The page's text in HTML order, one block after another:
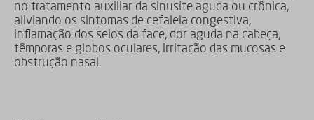
no tratamento auxiliar da sinusite aguda ou crônica,
aliviando os sintomas de cefaleia congestiva,
inflamação dos seios da face, dor aguda na cabeça,
têmporas e globos oculares, irritação das mucosas e
obstrução nasal.